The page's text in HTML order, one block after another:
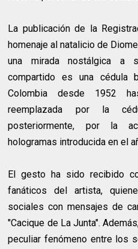
La publicación de la
homenaje al natalicio de
una mirada nostálgica a
compartido es una cédula
Colombia desde 1952
reemplazada por la
posteriormente, por la
hologramas introducida en el
El gesto ha sido recibido
fanáticos del artista,
sociales con mensajes de
"Cacique de La Junta".
peculiar fenómeno entre los